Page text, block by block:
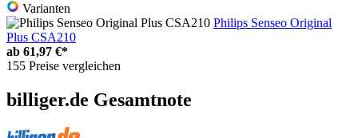
Varianten
Philips Senseo Original
Plus CSA210
ab 61,97 €*
155 Preise vergleichen
billiger.de Gesamtnote